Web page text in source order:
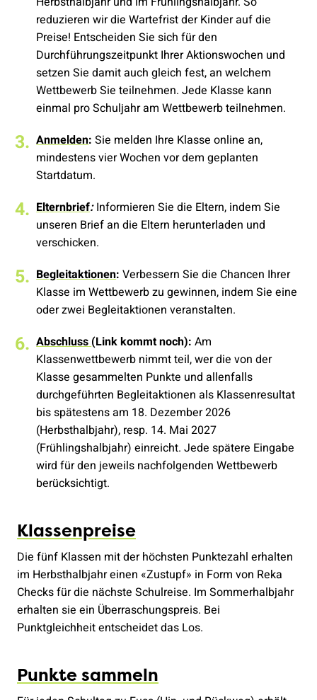
reduzieren wir die Wartefrist der Kinder auf die
Preise! Entscheiden Sie sich für den
Durchführungszeitpunkt Ihrer Aktionswochen und
setzen Sie damit auch gleich fest, an welchem
Wettbewerb Sie teilnehmen. Jede Klasse kann
einmal pro Schuljahr am Wettbewerb teilnehmen.
Anmelden: Sie melden Ihre Klasse online an,
mindestens vier Wochen vor dem geplanten
Startdatum.
Elternbrief: Informieren Sie die Eltern, indem Sie
unseren Brief an die Eltern herunterladen und
verschicken.
Begleitaktionen: Verbessern Sie die Chancen Ihrer
Klasse im Wettbewerb zu gewinnen, indem Sie eine
oder zwei Begleitaktionen veranstalten.
Abschluss(Link kommt noch): Am
Klassenwettbewerb nimmt teil, wer die von der
Klasse gesammelten Punkte und allenfalls
durchgeführten Begleitaktionen als Klassenresultat
bis spätestens am 18. Dezember 2026
(Herbsthalbjahr), resp. 14. Mai 2027
(Frühlingshalbjahr) einreicht. Jede spätere Eingabe
wird für den jeweils nachfolgenden Wettbewerb
berücksichtigt.
Klassenpreise
Die fünf Klassen mit der höchsten Punktezahl erhalten
im Herbsthalbjahr einen «Zustupf» in Form von Reka
Checks für die nächste Schulreise. Im Sommerhalbjahr
erhalten sie ein Überraschungspreis. Bei
Punktgleichheit entscheidet das Los.
Punkte sammeln